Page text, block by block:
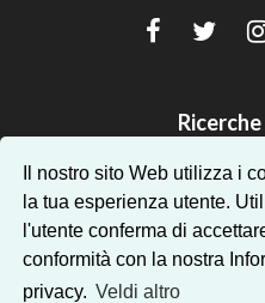
Il nostro sito Web utilizza i
la tua esperienza utente.
l'utente conferma di
conformità con la nostra
privacy. Veldi altro
Bellissimi